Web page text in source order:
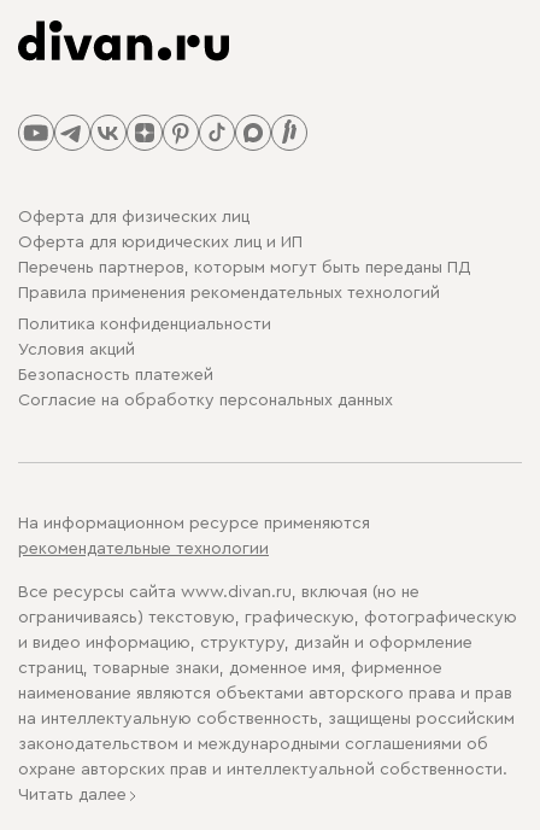
Оферта для физических лиц
Оферта для юридических лиц и ИП
Перечень партнеров, которым могут быть переданы ПД
Правила применения рекомендательных технологий
Политика конфиденциальности
Условия акций
Безопасность платежей
Cогласие на обработку персональных данных
На информационном ресурсе применяются
рекомендательные технологии
Все ресурсы сайта www.divan.ru, включая (но не
ограничиваясь) текстовую, графическую, фотографическую
и видео информацию, структуру, дизайн и оформление
страниц, товарные знаки, доменное имя, фирменное
наименование являются объектами авторского права и прав
на интеллектуальную собственность, защищены российским
законодательством и международными соглашениями об
охране авторских прав и интеллектуальной собственности.
Читать далее